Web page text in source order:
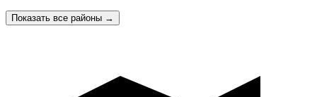
Показать все районы →